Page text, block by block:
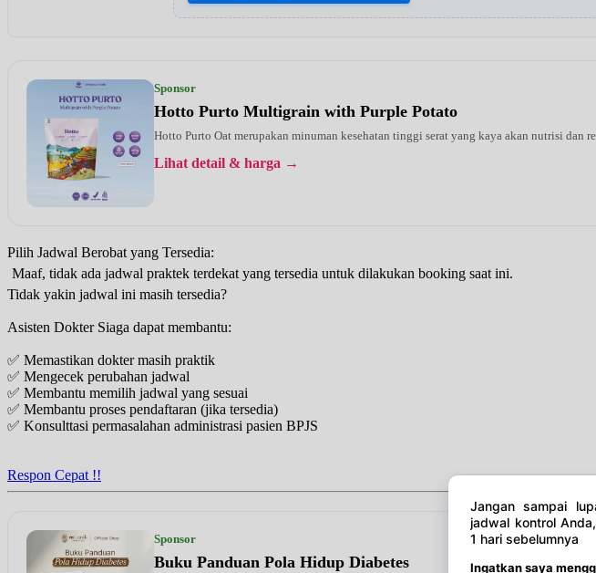
Sponsor
Hotto Purto Multigrain with Purple Potato
Hotto Purto Oat merupakan minuman kesehatan tinggi serat yang kaya akan nutrisi
Lihat detail & harga →
Pilih Jadwal Berobat yang Tersedia:
Maaf, tidak ada jadwal praktek terdekat yang tersedia untuk dilakukan booking saat ini.
Tidak yakin jadwal ini masih tersedia?
Asisten Dokter Siaga dapat membantu:
✅ Memastikan dokter masih praktik
✅ Mengecek perubahan jadwal
✅ Membantu memilih jadwal yang sesuai
✅ Membantu proses pendaftaran (jika tersedia)
✅ Konsulttasi permasalahan administrasi pasien BPJS
Respon Cepat !!
Sponsor
Buku Panduan Pola Hidup Diabetes